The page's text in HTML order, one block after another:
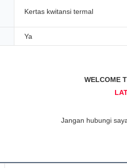
Kertas kwitansi termal
Ya